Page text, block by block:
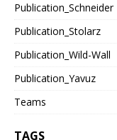
Publication_Schneider
Publication_Stolarz
Publication_Wild-Wall
Publication_Yavuz
Teams
TAGS